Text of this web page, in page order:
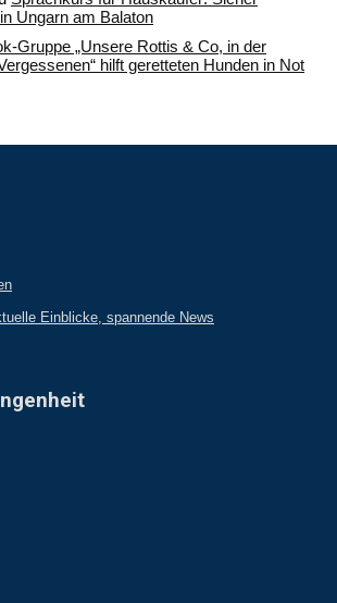
Ungarn am Balaton
Gruppe „Unsere Rottis & Co, in der
hilft geretteten Hunden in Not
Einblicke, spannende News